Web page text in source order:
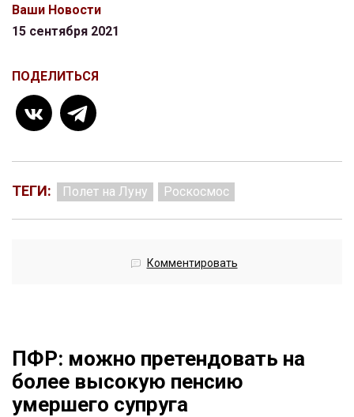
Ваши Новости
15 сентября 2021
ПОДЕЛИТЬСЯ
ТЕГИ: Полет на Луну Роскосмос
Комментировать
ПФР: можно претендовать на
более высокую пенсию
умершего супруга